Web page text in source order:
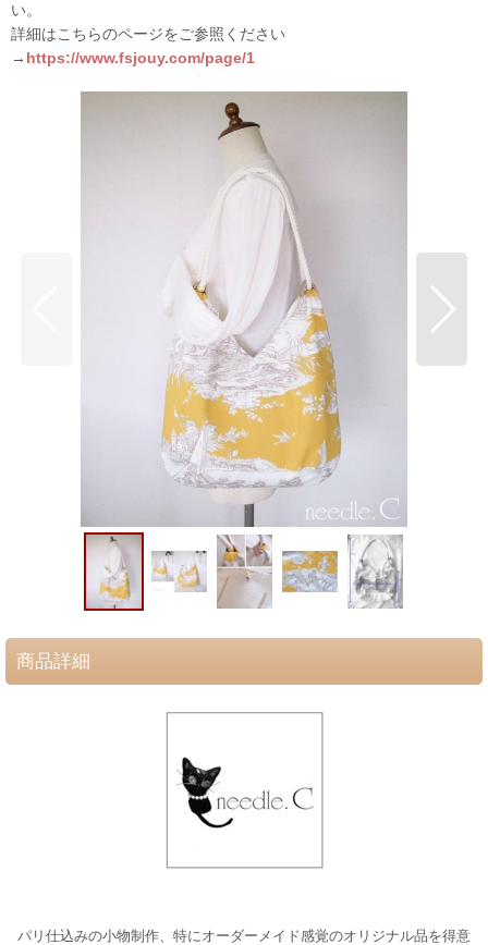
い。
詳細はこちらのページをご参照ください
→ https://www.fsjouy.com/page/1
商品詳細
パリ仕込みの小物制作、特にオーダーメイド感覚のオリジナル品を得意